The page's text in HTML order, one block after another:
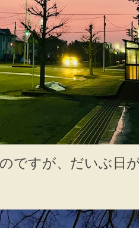
ですが、だいぶ日